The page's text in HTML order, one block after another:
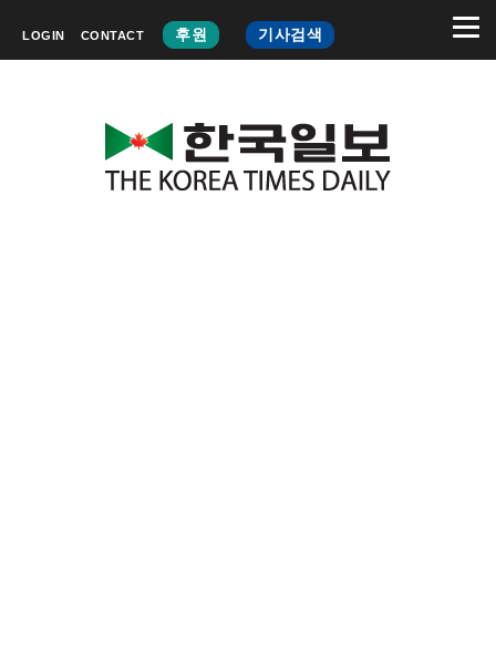
LOGIN CONTACT 후원 기사검색